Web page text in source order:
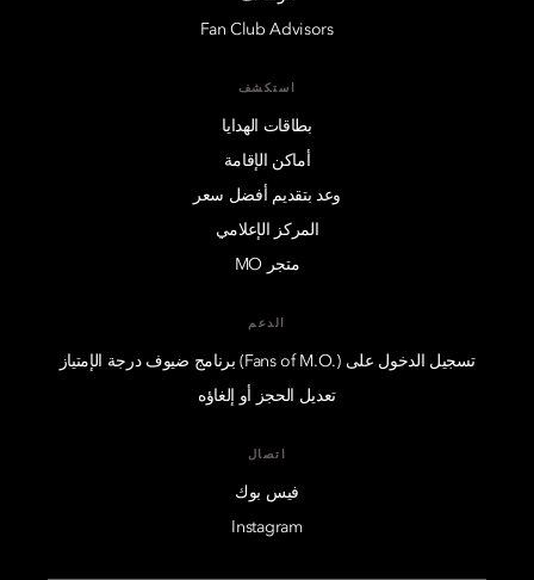
Fan Club Advisors
استكشف
بطاقات الهدايا
أماكن الإقامة
وعد بتقديم أفضل سعر
المركز الإعلامي
متجر MO
الدعم
تسجيل الدخول على (.Fans of M.O) برنامج ضيوف درجة الإمتياز
تعديل الحجز أو إلغاؤه
اتصال
فيس بوك
Instagram